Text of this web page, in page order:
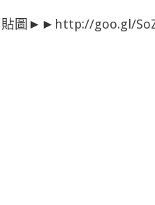
貼圖►► http://goo.gl/